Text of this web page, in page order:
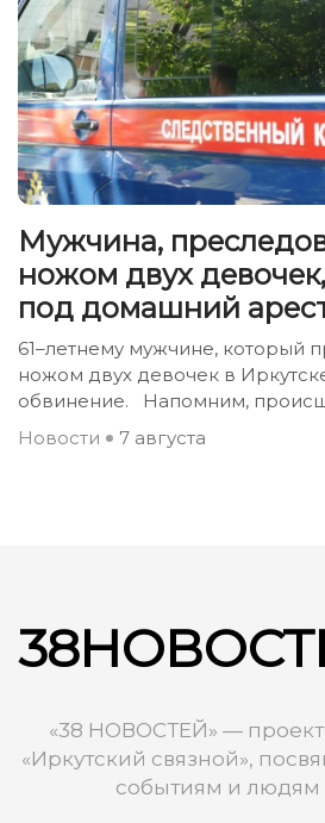
Мужчина,
ножом двух
под домашний
61–летнему мужчине, который
ножом двух девочек в
обвинение. Напомним,
Новости
7 августа
«38 НОВОСТЕЙ» —
«Иркутский связной»,
событиям и людям